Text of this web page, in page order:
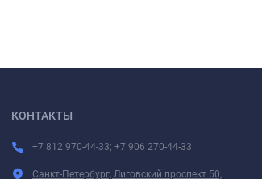
КОНТАКТЫ
+7 812 970-44-33; +7 906 270-44-33
Санкт-Петербург, Лиговский проспект 50,